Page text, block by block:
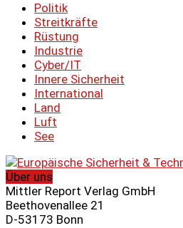
Politik
Streitkräfte
Rüstung
Industrie
Cyber/IT
Innere Sicherheit
International
Land
Luft
See
Über uns
Mittler Report Verlag GmbH
Beethovenallee 21
D-53173 Bonn